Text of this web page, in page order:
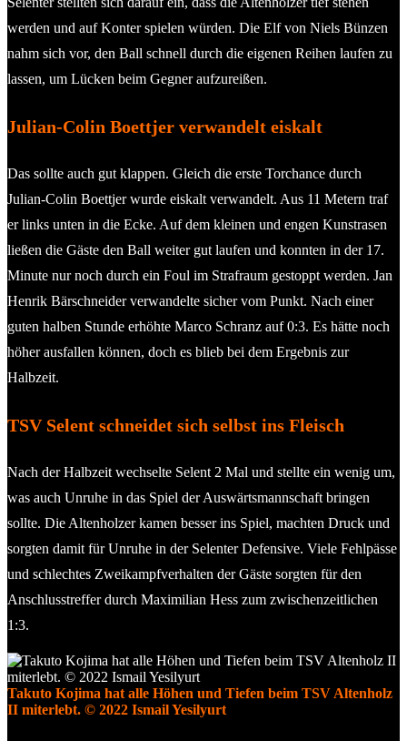
werden und auf Konter spielen würden. Die Elf von Niels Bünzen
nahm sich vor, den Ball schnell durch die eigenen Reihen laufen zu
lassen, um Lücken beim Gegner aufzureißen.
Julian-Colin Boettjer verwandelt eiskalt
Das sollte auch gut klappen. Gleich die erste Torchance durch
Julian-Colin Boettjer wurde eiskalt verwandelt. Aus 11 Metern traf
er links unten in die Ecke. Auf dem kleinen und engen Kunstrasen
ließen die Gäste den Ball weiter gut laufen und konnten in der 17.
Minute nur noch durch ein Foul im Strafraum gestoppt werden. Jan
Henrik Bärschneider verwandelte sicher vom Punkt. Nach einer
guten halben Stunde erhöhte Marco Schranz auf 0:3. Es hätte noch
höher ausfallen können, doch es blieb bei dem Ergebnis zur
Halbzeit.
TSV Selent schneidet sich selbst ins Fleisch
Nach der Halbzeit wechselte Selent 2 Mal und stellte ein wenig um,
was auch Unruhe in das Spiel der Auswärtsmannschaft bringen
sollte. Die Altenholzer kamen besser ins Spiel, machten Druck und
sorgten damit für Unruhe in der Selenter Defensive. Viele Fehlpässe
und schlechtes Zweikampfverhalten der Gäste sorgten für den
Anschlusstreffer durch Maximilian Hess zum zwischenzeitlichen
1:3.
Takuto Kojima hat alle Höhen und Tiefen beim TSV Altenholz
II miterlebt. © 2022 Ismail Yesilyurt